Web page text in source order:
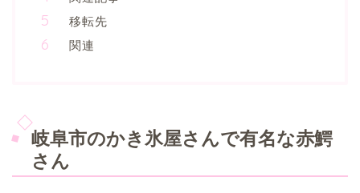
移転先
関連
岐阜市のかき氷屋さんで有名な赤鰐
さん